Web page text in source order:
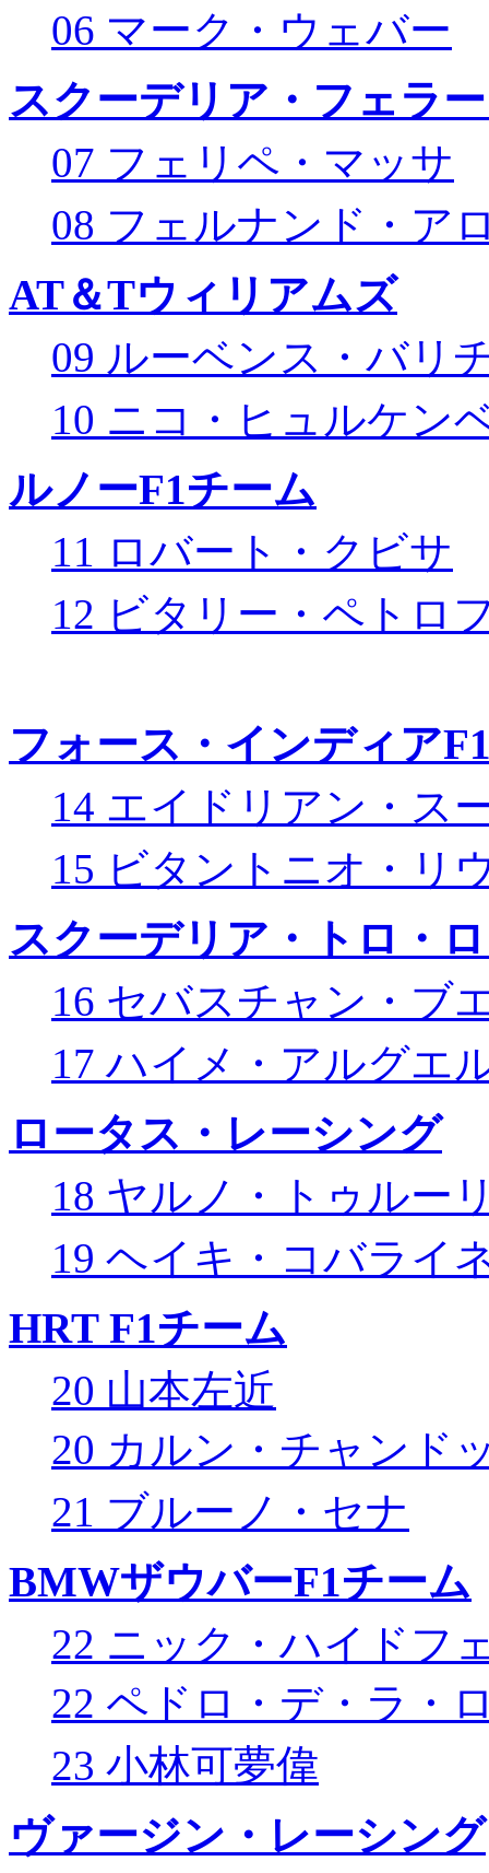
06 マーク・ウェバー
スクーデリア・フェラ
07 フェリペ・マッサ
08 フェルナンド・ア
AT＆Tウィリアムズ
09 ルーベンス・バリ
10 ニコ・ヒュルケン
ルノーF1チーム
11 ロバート・クビサ
12 ビタリー・ペトロ
フォース・インディア
14 エイドリアン・ス
15 ビタントニオ・リ
スクーデリア・トロ・
16 セバスチャン・ブ
17 ハイメ・アルグエ
ロータス・レーシング
18 ヤルノ・トゥルー
19 ヘイキ・コバライ
HRT F1チーム
20 山本左近
20 カルン・チャンド
21 ブルーノ・セナ
BMWザウバーF1チーム
22 ニック・ハイドフ
22 ペドロ・デ・ラ・
23 小林可夢偉
ヴァージン・レーシング